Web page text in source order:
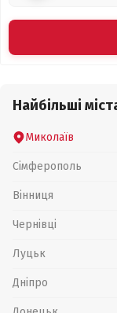
Найбільші
Миколаїв
Сімферополь
Вінниця
Чернівці
Луцьк
Дніпро